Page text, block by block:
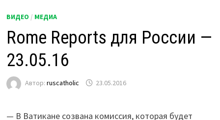
ВИДЕО / МЕДИА
Rome Reports для России —
23.05.16
Автор:ruscatholic 23.05.2016
— В Ватикане созвана комиссия, которая будет